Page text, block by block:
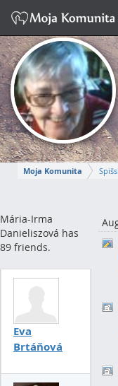
Moja Komunita
MÁRIA-
Napísať správu
Mária-Irma
Danieliszová has
89 friends.
Eva
Brtáňová